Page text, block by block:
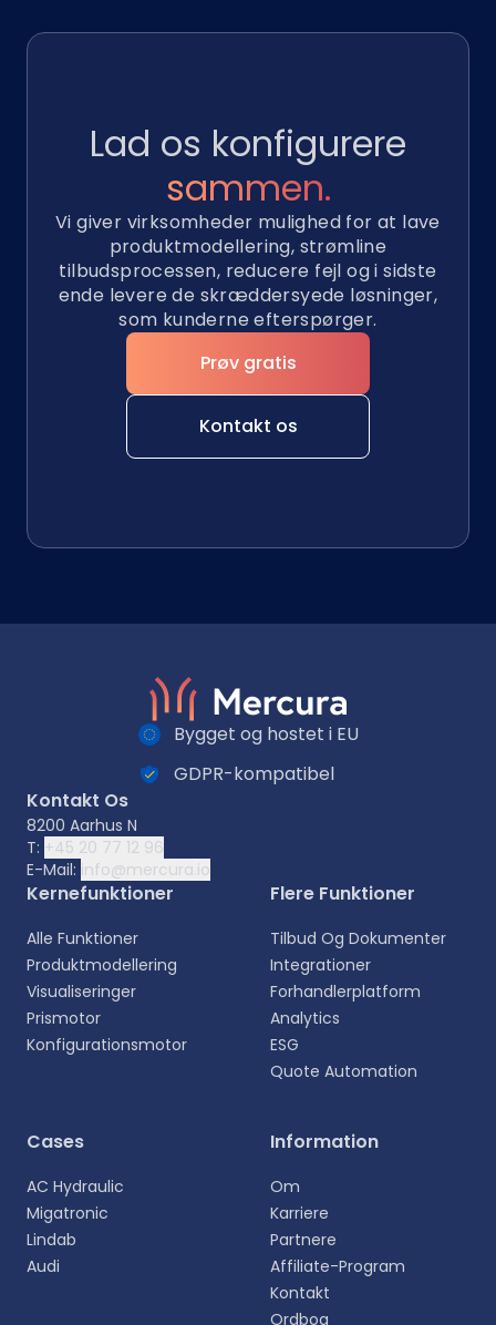
Vælg sprog
oplevelse.
Lad os konfigurere
sammen.
Vi giver virksomheder mulighed for at lave
produktmodellering, strømline
tilbudsprocessen, reducere fejl og i sidste
ende levere de skræddersyede løsninger,
som kunderne efterspørger.
Prøv gratis
Kontakt os
Bygget og hostet i EU
GDPR-kompatibel
Kontakt Os
8200 Aarhus N
T: +45 20 77 12 96
E-Mail: info@mercura.io
Kernefunktioner
Alle Funktioner
Produktmodellering
Visualiseringer
Prismotor
Konfigurationsmotor
Flere Funktioner
Tilbud Og Dokumenter
Integrationer
Forhandlerplatform
Analytics
ESG
Quote Automation
Cases
AC Hydraulic
Migatronic
Lindab
Audi
Information
Om
Karriere
Partnere
Affiliate-Program
Kontakt
Ordbog